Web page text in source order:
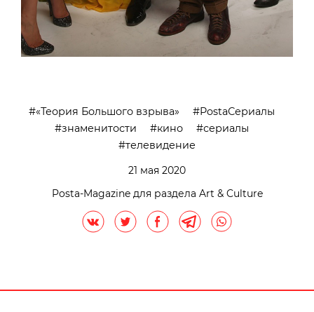
«Теория Большого взрыва»
PostaСериалы
знаменитости
кино
сериалы
телевидение
21 мая 2020
Posta-Magazine для раздела Art & Culture